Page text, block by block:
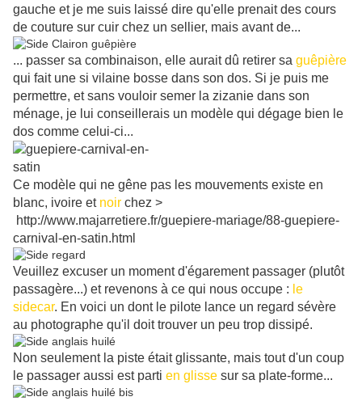
gauche et je me suis laissé dire qu'elle prenait des cours
de couture sur cuir chez un sellier, mais avant de...
... passer sa combinaison, elle aurait dû retirer sa guêpière
qui fait une si vilaine bosse dans son dos. Si je puis me
permettre, et sans vouloir semer la zizanie dans son
ménage, je lui conseillerais un modèle qui dégage bien le
dos comme celui-ci...
Ce modèle qui ne gêne pas les mouvements existe en
blanc, ivoire et noir chez >
http://www.majarretiere.fr/guepiere-mariage/88-guepiere-
carnival-en-satin.html
Veuillez excuser un moment d'égarement passager (plutôt
passagère...) et revenons à ce qui nous occupe : le
sidecar. En voici un dont le pilote lance un regard sévère
au photographe qu'il doit trouver un peu trop dissipé.
Non seulement la piste était glissante, mais tout d'un coup
le passager aussi est parti en glisse sur sa plate-forme...